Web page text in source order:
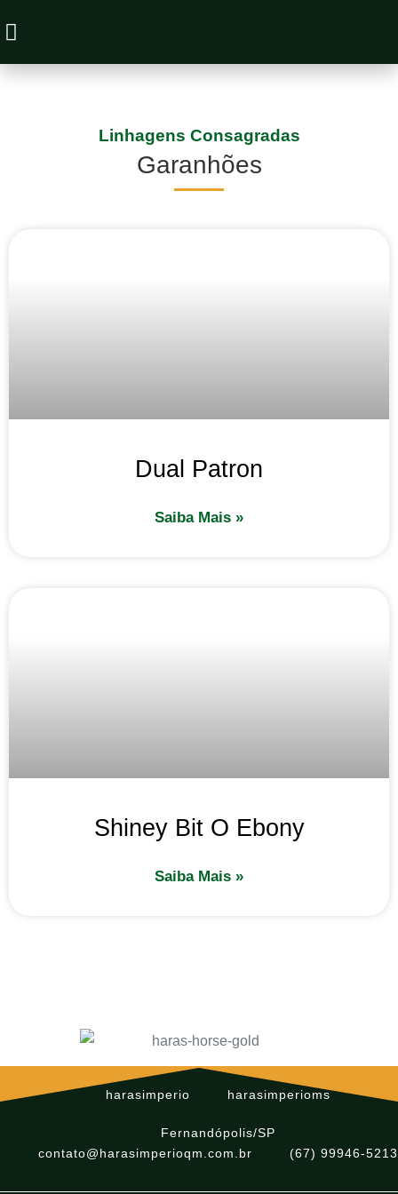
Linhagens Consagradas
Garanhões
Dual Patron
Saiba Mais »
Shiney Bit O Ebony
Saiba Mais »
harasimperio harasimperioms
Fernandópolis/SP
contato@harasimperioqm.com.br
(67) 99946-5213